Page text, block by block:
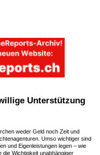
Unterstützung
weder Geld noch Zeit und
Umso wichtiger sind
und Eigenleistungen legen – wie
Wichtigkeit unabhängiger